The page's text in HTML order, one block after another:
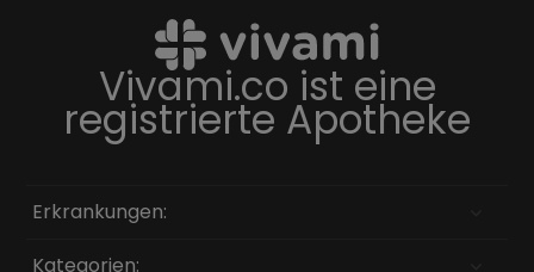
Vivami.co ist eine
registrierte Apotheke
Erkrankungen:
Kategorien: